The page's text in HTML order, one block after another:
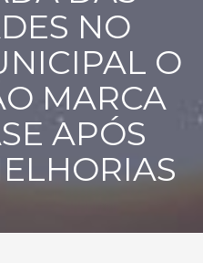
NO
O
MARCA
APÓS